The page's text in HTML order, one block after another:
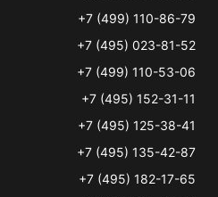
+7 (499) 110-86-79
+7 (495) 023-81-52
+7 (499) 110-53-06
+7 (495) 152-31-11
+7 (495) 125-38-41
+7 (495) 135-42-87
+7 (495) 182-17-65